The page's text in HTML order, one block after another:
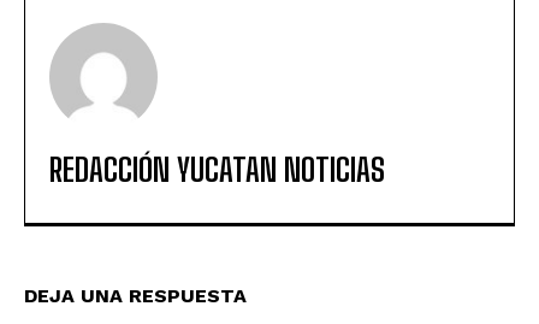
REDACCIÓN YUCATAN NOTICIAS
DEJA UNA RESPUESTA